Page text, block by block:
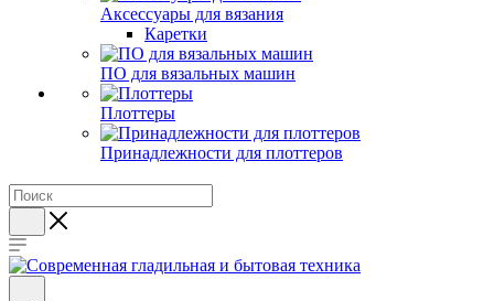
Аксессуары для вязания
Каретки
ПО для вязальных машин
Плоттеры
Принадлежности для плоттеров